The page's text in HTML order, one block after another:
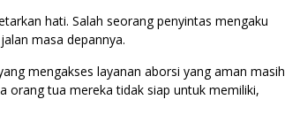
hati. Salah seorang penyintas mengaku
masa depannya.
mengakses layanan aborsi yang aman masih
orang tua mereka tidak siap untuk memiliki,